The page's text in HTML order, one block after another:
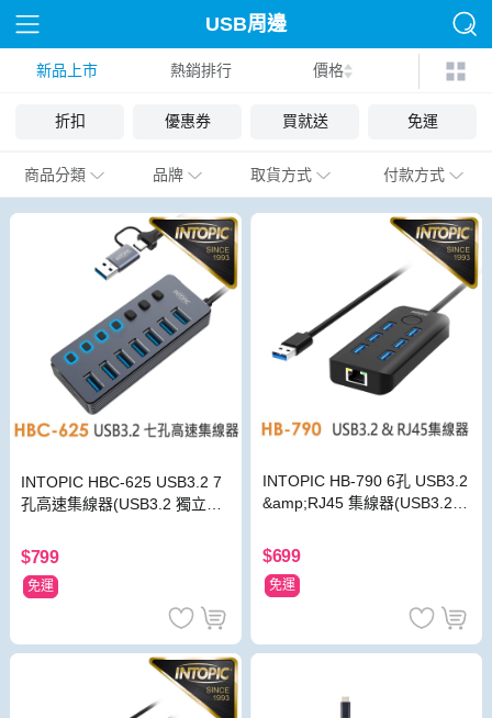
USB周邊
新品上市 熱銷排行 價格
折扣 優惠券 買就送 免運
商品分類 品牌 取貨方式 付款方式
INTOPIC HBC-625 USB3.2 7
孔高速集線器(USB3.2 獨立開
$799
免運
INTOPIC HB-790 6孔 USB3.2
&amp;RJ45 集線器(USB3.2
$699
免運